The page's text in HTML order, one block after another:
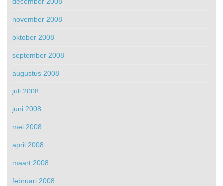
november 2008
oktober 2008
september 2008
augustus 2008
juli 2008
juni 2008
mei 2008
april 2008
maart 2008
februari 2008